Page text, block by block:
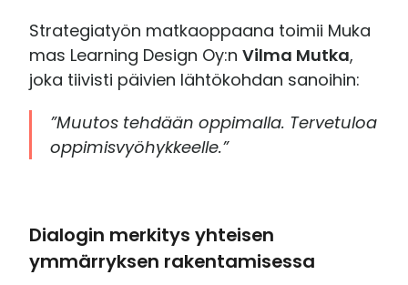
Strategiatyön matkaoppaana toimii Muka
mas Learning Design Oy:nVilma Mutka,
joka tiivisti päivien lähtökohdan sanoihin:
”Muutos tehdään oppimalla. Tervetuloa
oppimisvyöhykkeelle.”
Dialogin merkitys yhteisen
ymmärryksen rakentamisessa